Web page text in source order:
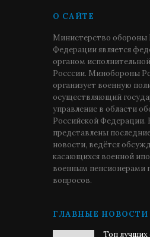
О САЙТЕ
Министерство обороны
Федерации является
органом
Росссии. Минобороны
организует военную
осуществляющий
управление в области
Российской Федерации.
представлены
новости, ведётся
касающихся военной
военным пенсионерами
вопросов.
ГЛАВНЫЕ НОВОСТИ
Топ лучших